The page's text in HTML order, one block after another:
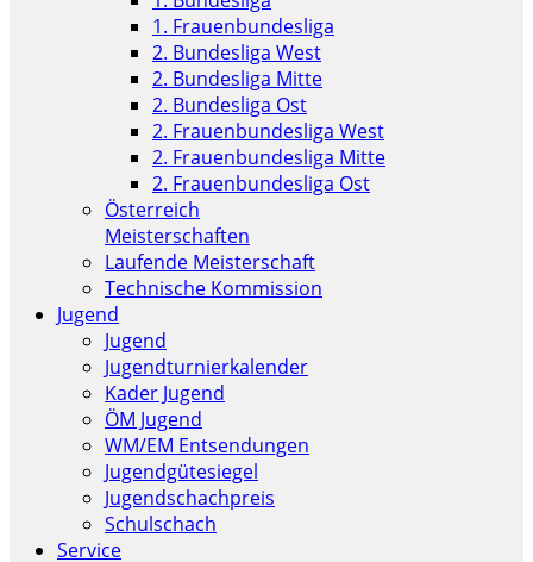
1. Frauenbundesliga
2. Bundesliga West
2. Bundesliga Mitte
2. Bundesliga Ost
2. Frauenbundesliga West
2. Frauenbundesliga Mitte
2. Frauenbundesliga Ost
Österreich
Meisterschaften
Laufende Meisterschaft
Technische Kommission
Jugend
Jugend
Jugendturnierkalender
Kader Jugend
ÖM Jugend
WM/EM Entsendungen
Jugendgütesiegel
Jugendschachpreis
Schulschach
Service